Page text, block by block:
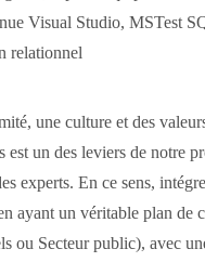
Visual Studio, MSTest
relationnel
une culture et des
un des leviers de notre
experts. En ce sens,
ayant un véritable plan de
Secteur public), avec